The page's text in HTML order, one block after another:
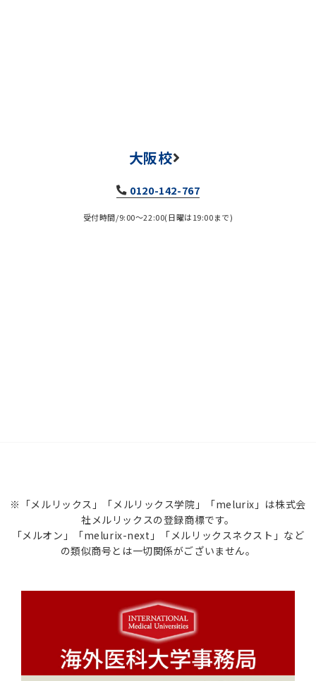
大阪校
0120-142-767
受付時間/9:00～22:00(日曜は19:00まで)
※「メルリックス」「メルリックス学院」「melurix」は株式会
社メルリックスの登録商標です。
「メルオン」「melurix-next」「メルリックスネクスト」など
の類似商号とは一切関係がございません。